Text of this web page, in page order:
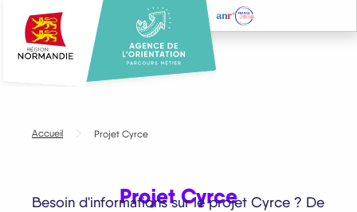
contenu
Accueil Projet Cyrce
Projet Cyrce
Besoin d'informations sur le projet Cyrce ? De